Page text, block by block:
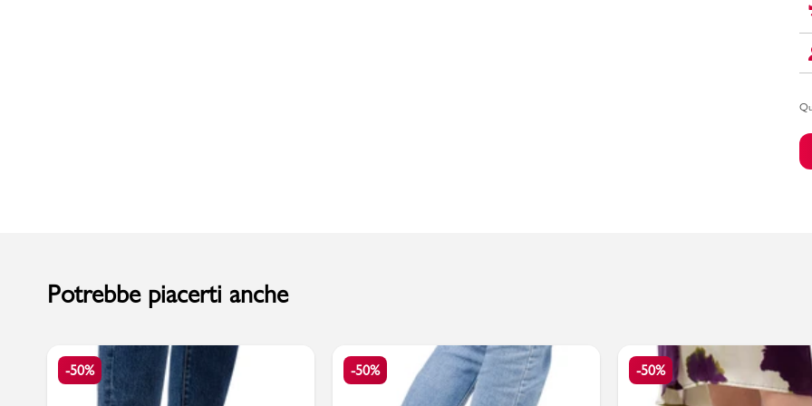
Potrebbe piacerti anche
-50% -50% -50%